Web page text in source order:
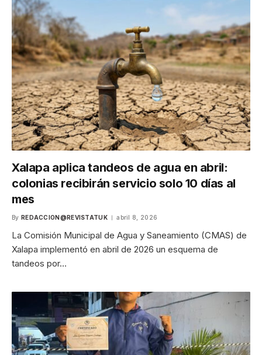
Xalapa aplica tandeos de agua en abril:
colonias recibirán servicio solo 10 días al
mes
By REDACCION@REVISTATUK abril 8, 2026
La Comisión Municipal de Agua y Saneamiento (CMAS) de
Xalapa implementó en abril de 2026 un esquema de
tandeos por…